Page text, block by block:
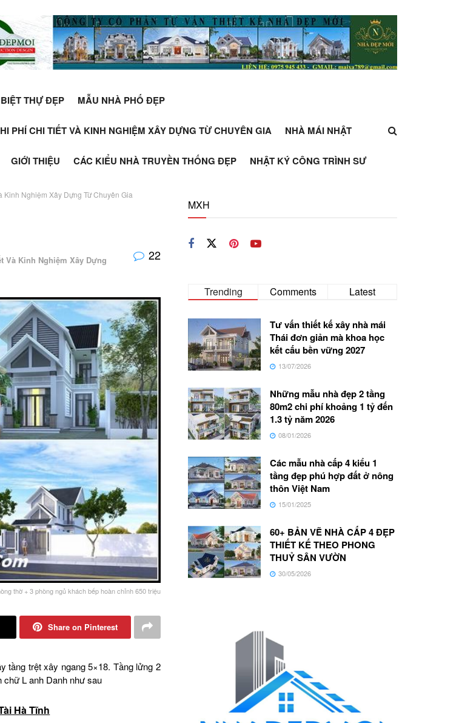
THỰ ĐẸP MẪU NHÀ PHỐ ĐẸP
PHÍ CHI TIẾT VÀ KINH NGHIỆM XÂY DỰNG TỪ CHUYÊN GIA NHÀ MÁI NHẬT
GIỚI THIỆU CÁC KIỂU NHÀ TRUYỀN THỐNG ĐẸP NHẬT KÝ CÔNG TRÌNH SƯ
Nghiệm Xây Dựng Từ Chuyên Gia
Và Kinh Nghiệm Xây Dựng
22
thờ + 3 phòng ngủ khách bếp hoàn chỉnh 650 triệu
Share on Pinterest
tầng trệt xây ngang 5×18. Tầng lửng 2
chữ L anh Danh như sau
Hà Tĩnh
MXH
Trending Comments Latest
Tư vấn thiết kế xây nhà mái
Thái đơn giản mà khoa học
kết cấu bền vững 2027
13/07/2026
Những mẫu nhà đẹp 2 tầng
80m2 chi phí khoảng 1 tỷ đến
1.3 tỷ năm 2026
08/01/2026
Các mẫu nhà cấp 4 kiểu 1
tầng đẹp phú hợp đất ở nông
thôn Việt Nam
15/01/2025
60+ BẢN VẼ NHÀ CẤP 4 ĐẸP
THIẾT KẾ THEO PHONG
THUỶ SÂN VƯỜN
30/05/2026